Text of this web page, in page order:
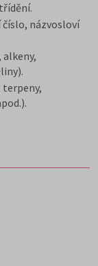
číslo, názvosloví
terpeny,